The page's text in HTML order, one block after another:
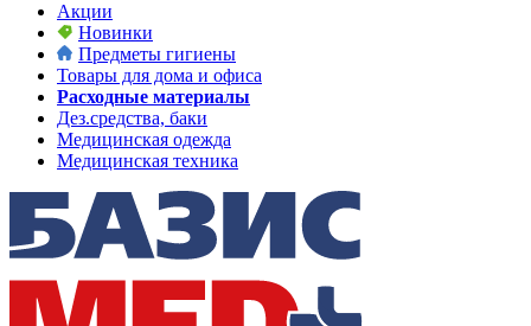
Акции
Новинки
Предметы гигиены
Товары для дома и офиса
Расходные материалы
Дез.средства, баки
Медицинская одежда
Медицинская техника